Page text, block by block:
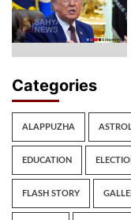
Categories
ALAPPUZHA
EDUCATION
FLASH STORY